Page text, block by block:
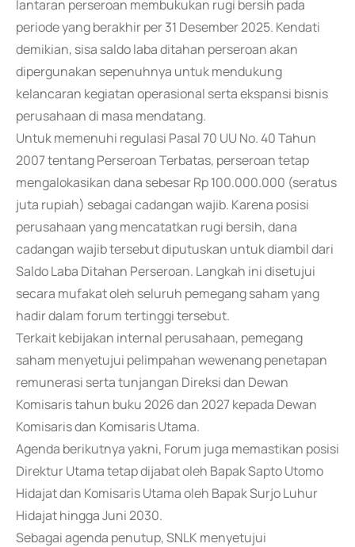
lantaran perseroan membukukan rugi bersih pada
periode yang berakhir per 31 Desember 2025. Kendati
demikian, sisa saldo laba ditahan perseroan akan
dipergunakan sepenuhnya untuk mendukung
kelancaran kegiatan operasional serta ekspansi bisnis
perusahaan di masa mendatang.
Untuk memenuhi regulasi Pasal 70 UU No. 40 Tahun
2007 tentang Perseroan Terbatas, perseroan tetap
mengalokasikan dana sebesar Rp 100.000.000 (seratus
juta rupiah) sebagai cadangan wajib. Karena posisi
perusahaan yang mencatatkan rugi bersih, dana
cadangan wajib tersebut diputuskan untuk diambil dari
Saldo Laba Ditahan Perseroan. Langkah ini disetujui
secara mufakat oleh seluruh pemegang saham yang
hadir dalam forum tertinggi tersebut.
Terkait kebijakan internal perusahaan, pemegang
saham menyetujui pelimpahan wewenang penetapan
remunerasi serta tunjangan Direksi dan Dewan
Komisaris tahun buku 2026 dan 2027 kepada Dewan
Komisaris dan Komisaris Utama.
Agenda berikutnya yakni, Forum juga memastikan posisi
Direktur Utama tetap dijabat oleh Bapak Sapto Utomo
Hidajat dan Komisaris Utama oleh Bapak Surjo Luhur
Hidajat hingga Juni 2030.
Sebagai agenda penutup, SNLK menyetujui